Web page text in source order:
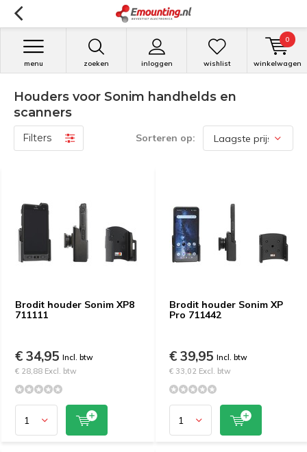
zoeken inloggen
menu wishlist winkelwagen
0
Houders voor Sonim handhelds en
scanners
Filters Sorteren op:
Brodit houder Sonim XP8
711111
€ 34,95 Incl. btw
€ 28,88 Excl. btw
Brodit houder Sonim XP
Pro 711442
€ 39,95 Incl. btw
€ 33,02 Excl. btw